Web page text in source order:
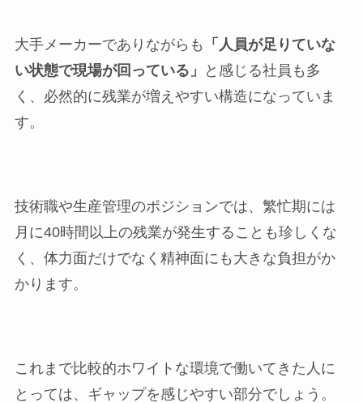
大手メーカーでありながらも
「人員が足りていな
い状態で現場が回っている」
と感じる社員も多
く、必然的に残業が増えやすい構造になっていま
す。
技術職や生産管理のポジションでは、繁忙期には
月に40時間以上の残業が発生することも珍しくな
く、体力面だけでなく精神面にも大きな負担がか
かります。
これまで比較的ホワイトな環境で働いてきた人に
とっては、ギャップを感じやすい部分でしょう。